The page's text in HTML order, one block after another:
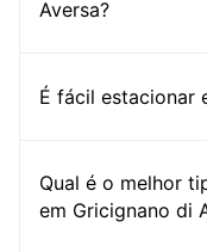
Aversa?
É fácil estacionar
Qual é o melhor
em Gricignano di